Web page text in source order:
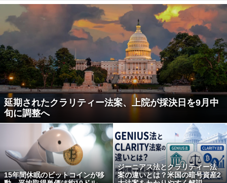
延期されたクラリティー法案、上院が採決日を9月中
旬に調整へ
15年間休眠のビットコインが移
ジーニアス法とクラリティー法
案の違いとは？米国の暗号資産2